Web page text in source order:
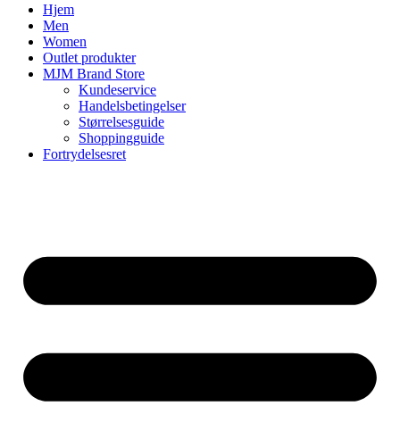
Hjem
Men
Women
Outlet produkter
MJM Brand Store
Kundeservice
Handelsbetingelser
Størrelsesguide
Shoppingguide
Fortrydelsesret